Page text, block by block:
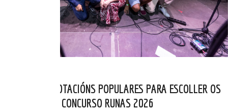
ABERTAS AS VOTACIÓNS POPULARES PARA ESCOLLER OS
FINALISTAS DO CONCURSO RUNAS 2026